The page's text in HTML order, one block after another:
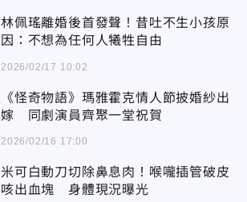
林佩瑤離婚後首發聲！昔吐不生小孩原
因：不想為任何人犧牲自由
2026/02/17 10:02
《怪奇物語》瑪雅霍克情人節披婚紗出
嫁 同劇演員齊聚一堂祝賀
2026/02/16 17:00
米可白動刀切除鼻息肉！喉嚨插管破皮
咳出血塊 身體現況曝光